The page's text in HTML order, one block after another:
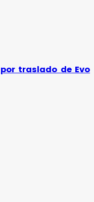
traslado de Evo